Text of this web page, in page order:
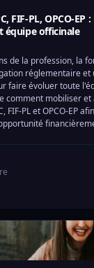
FIF-PL, OPCO-EP
équipe officinale
de la profession, la
réglementaire
faire évoluer toute
comment mobiliser
FIF-PL et OPCO-EP